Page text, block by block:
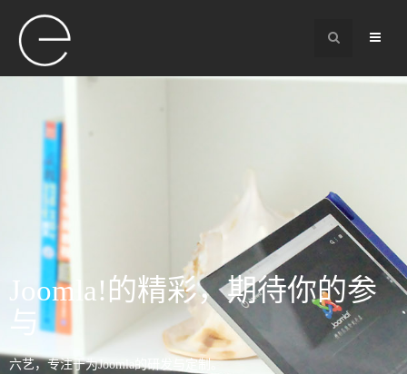
Joomla!的精彩，期待你的参
与
六艺，专注于为Joomla的研发与定制。